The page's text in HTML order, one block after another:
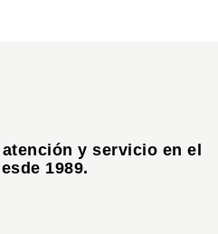
y servicio en el
1989.